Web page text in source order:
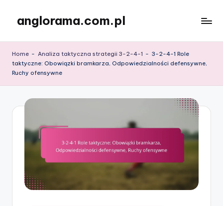
content
anglorama.com.pl
Home - Analiza taktyczna strategii 3-2-4-1 - 3-2-4-1 Role
taktyczne: Obowiązki bramkarza, Odpowiedzialności defensywne,
Ruchy ofensywne